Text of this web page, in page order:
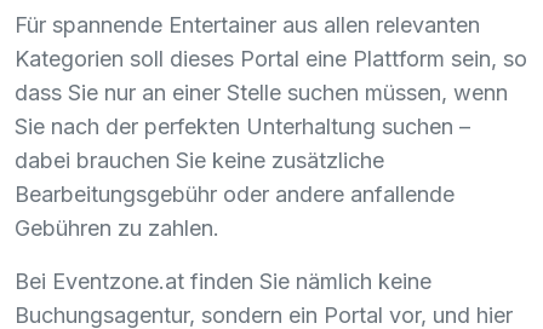
Für spannende Entertainer aus allen relevanten
Kategorien soll dieses Portal eine Plattform sein, so
dass Sie nur an einer Stelle suchen müssen, wenn
Sie nach der perfekten Unterhaltung suchen –
dabei brauchen Sie keine zusätzliche
Bearbeitungsgebühr oder andere anfallende
Gebühren zu zahlen.
Bei Eventzone.at finden Sie nämlich keine
Buchungsagentur, sondern ein Portal vor, und hier